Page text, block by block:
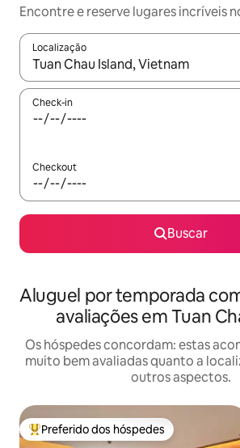
Encontre e reserve lugares incríveis
Localização
Quando os resultados estiverem
Check-in
Checkout
Buscar
Aluguel por temporada
avaliações em Tuan
Os hóspedes concordam: estas
muito bem avaliadas quanto a
outros aspectos.
Entre os melhores preferidos dos
Preferido dos hóspedes